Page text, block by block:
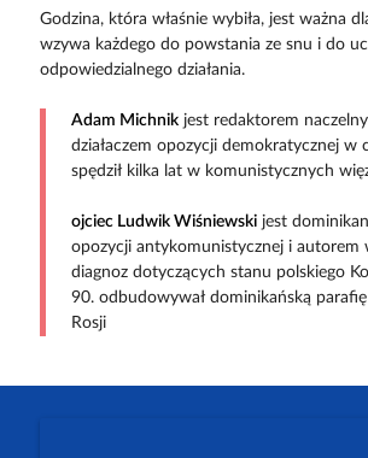
Godzina, która właśnie wybiła, jest ważna
wzywa każdego do powstania ze snu i do
odpowiedzialnego działania.
Adam Michnikjest redaktorem
działaczem opozycji demokratycznej w
spędził kilka lat w komunistycznych
ojciec Ludwik Wiśniewskijest
opozycji antykomunistycznej i autorem
diagnoz dotyczących stanu polskiego
90. odbudowywał dominikańską
Rosji